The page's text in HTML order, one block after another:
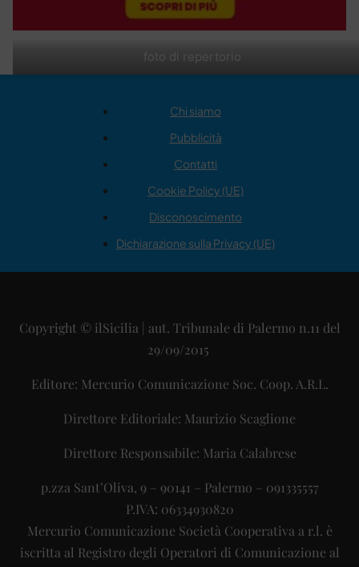
foto di repertorio
Chi siamo
Pubblicità
Contatti
Cookie Policy (UE)
Disconoscimento
Dichiarazione sulla Privacy (UE)
Copyright © ilSicilia | aut. Tribunale di Palermo n.11 del
29/09/2015
Editore: Mercurio Comunicazione Soc. Coop. A.R.L.
Direttore Editoriale: Maurizio Scaglione
Direttore Responsabile: Maria Calabrese
p.zza Sant’Oliva, 9 – 90141 – Palermo – 091335557
P.IVA: 06334930820
Mercurio Comunicazione Società Cooperativa a r.l. è
iscritta al Registro degli Operatori di Comunicazione al